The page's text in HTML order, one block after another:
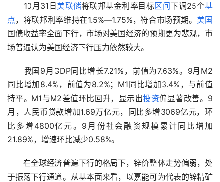
10月31日美联储将联邦基金利率目标区间下调25个基
点，将联邦利率维持在1.5%―1.75%，符合市场预期。 美国
国债收益率全面下行，市场对美国经济的预期更为悲观，市
场普遍认为美国经济下行压力依然较大。
我国9月GDP同比增长7.21%，前值为7.63%。9月M2
同比增加8.4%，前值为8.2%；M1同比增加3.4%，与前值
持平。M1与M2差值环比回升，显示出投资偏显著改善。9
月，人民币贷款增加1.69万亿元，同比多增3069亿元，环
比多增4800亿元。9月份社会融资规模累计同比增加
21.89%，增速环比减少0.58%。
在全球经济普遍下行的格局下，锌价整体走势偏弱，处
于振荡下行通道。从基本面来看，以嘉能可为代表的锌精矿